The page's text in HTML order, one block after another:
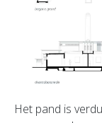
Het pand is